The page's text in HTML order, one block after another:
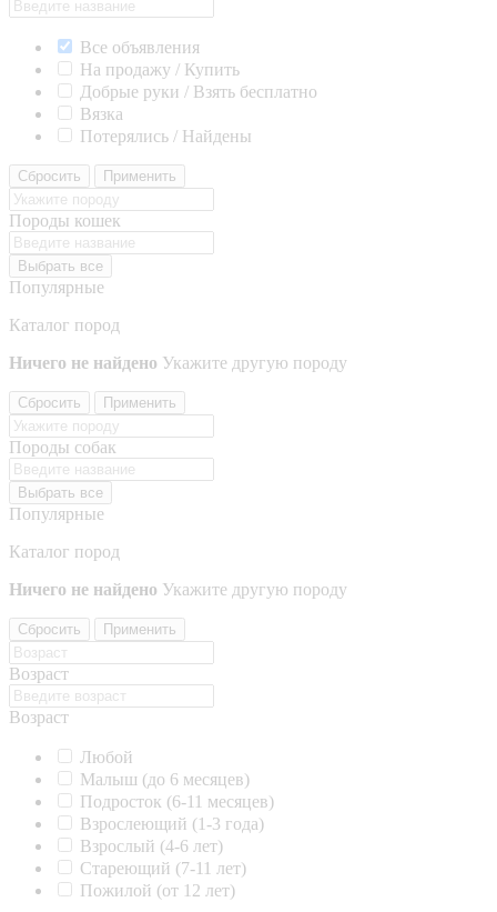
Все объявления
На продажу / Купить
Добрые руки / Взять бесплатно
Вязка
Потерялись / Найдены
Сбросить Применить
Породы кошек
Выбрать все
Популярные
Каталог пород
Ничего не найдено Укажите другую породу
Сбросить Применить
Породы собак
Выбрать все
Популярные
Каталог пород
Ничего не найдено Укажите другую породу
Сбросить Применить
Возраст
Возраст
Любой
Малыш (до 6 месяцев)
Подросток (6-11 месяцев)
Взрослеющий (1-3 года)
Взрослый (4-6 лет)
Стареющий (7-11 лет)
Пожилой (от 12 лет)